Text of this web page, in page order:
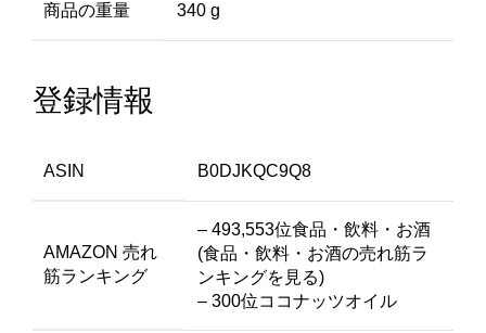
商品の重量 ‎340 g
登録情報
ASIN B0DJKQC9Q8
AMAZON 売れ
筋ランキング
– 493,553位食品・飲料・お酒
(食品・飲料・お酒の売れ筋ラ
ンキングを見る)
– 300位ココナッツオイル